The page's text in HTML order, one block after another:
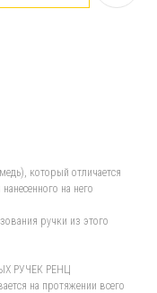
который отличается
на него
ручки из этого
РУЧЕК РЕНЦ
на протяжении всего